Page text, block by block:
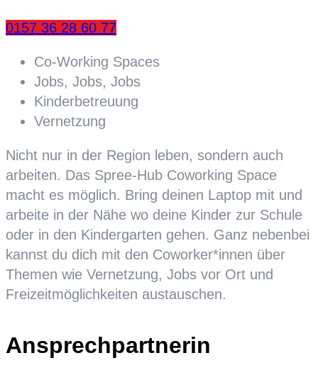
0157 36 28 60 77
Co-Working Spaces
Jobs, Jobs, Jobs
Kinderbetreuung
Vernetzung
Nicht nur in der Region leben, sondern auch
arbeiten. Das Spree-Hub Coworking Space
macht es möglich. Bring deinen Laptop mit und
arbeite in der Nähe wo deine Kinder zur Schule
oder in den Kindergarten gehen. Ganz nebenbei
kannst du dich mit den Coworker*innen über
Themen wie Vernetzung, Jobs vor Ort und
Freizeitmöglichkeiten austauschen.
Ansprechpartnerin